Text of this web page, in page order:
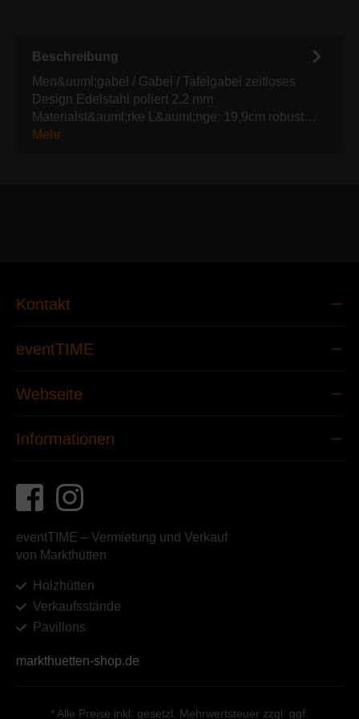
Beschreibung
Men&uuml;gabel / Gabel / Tafelgabel zeitloses
Design Edelstahl poliert 2,2 mm
Materialst&auml;rke L&auml;nge: 19,9cm robust…
Mehr
Kontakt
eventTIME
Webseite
Informationen
eventTIME – Vermietung und Verkauf
von Markthütten
Holzhütten
Verkaufsstände
Pavillons
markthuetten-shop.de
* Alle Preise inkl. gesetzl. Mehrwertsteuer zzgl. ggf.